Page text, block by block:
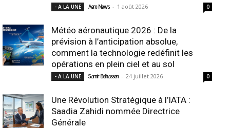
- A LA UNE Aero News - 1 août 2026 0
Météo aéronautique 2026 : De la
prévision à l’anticipation absolue,
comment la technologie redéfinit les
opérations en plein ciel et au sol
- A LA UNE Samir Belhassen - 24 juillet 2026 0
Une Révolution Stratégique à l’IATA :
Saadia Zahidi nommée Directrice
Générale